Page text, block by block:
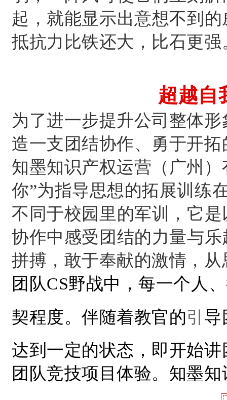
起，就能显示出意想不到
抵抗力比铁还大，比石更强
超越自
为了进一步提升公司整体
造一支团结协作、勇于开
知墨知识产权运营（广州
你”为指导思想的拓展训练
不同于校园里的军训，它
协作中感受团结的力量与
拼搏，敢于奉献的激情，
团队CS野战中，每一个人
契程度。伴随着教官的引 导
达到一定的状态，即开始
团队竞技项目体验。 知墨知